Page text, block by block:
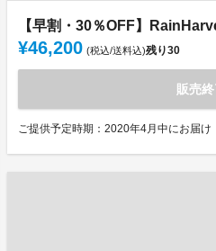
【早割・30％OFF】
¥46,200 (税込/送料込)残り30
販売終
ご提供予定時期：2020年4月中にお届け